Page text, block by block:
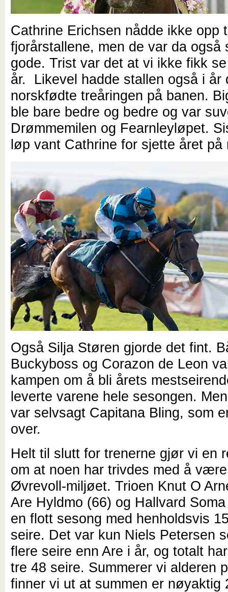
Cathrine Erichsen nådde ikke opp
fjorårstallene, men de var da
gode. Trist var det at vi ikke fikk
år. Likevel hadde stallen også i år
norskfødte treåringen på banen.
ble bare bedre og bedre og var
Drømmemilen og Fearnleyløpet.
løp vant Cathrine for sjette året på
Også Silja Støren gjorde det fint.
Buckyboss og Corazon de Leon
kampen om å bli årets
leverte varene hele sesongen.
var selvsagt Capitana Bling, som
over.
Helt til slutt for trenerne gjør vi en
om at noen har trivdes med å
Øvrevoll-miljøet. Trioen Knut O
Are Hyldmo (66) og Hallvard
en flott sesong med henholdsvis
seire. Det var kun Niels Petersen
flere seire enn Are i år, og totalt
tre 48 seire. Summerer vi alderen
finner vi ut at summen er nøyaktig